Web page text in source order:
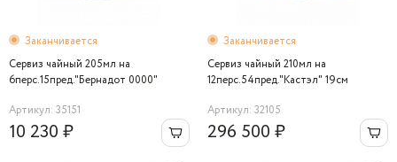
Заканчивается
Сервиз чайный 205мл на
6перс.15пред."Бернадот 0000"
Артикул: 35151
10 230 ₽
Заканчивается
Сервиз чайный 210мл на
12перс.54пред."Кастэл" 19см
Артикул: 32105
296 500 ₽